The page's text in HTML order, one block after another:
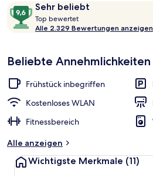
110 €.
Bewertungen
Sehr beliebt
9,6
von
10,
beliebt
Top bewertet
o
b
w
e
r
Alle 2.329 Bewertungen anzeigen
Beliebte Annehmlichkeiten
Frühstück inbegriffen
Kostenloses WLAN
Fitnessbereich
Alle anzeigen
Wichtigste Merkmale (11)